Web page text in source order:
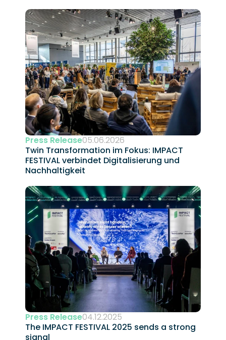
Press Release05.06.2026
Twin Transformation im Fokus: IMPACT
FESTIVAL verbindet Digitalisierung und
Nachhaltigkeit
Press Release04.12.2025
The IMPACT FESTIVAL 2025 sends a strong
signal